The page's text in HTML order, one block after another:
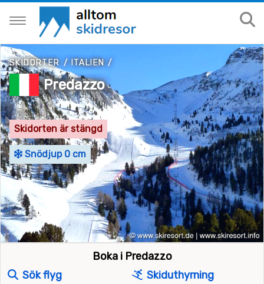
SKIDORTER/ITALIEN/
Predazzo
Skidorten är stängd
Snödjup 0 cm
Boka i Predazzo
Sök flyg
Skiduthyrning